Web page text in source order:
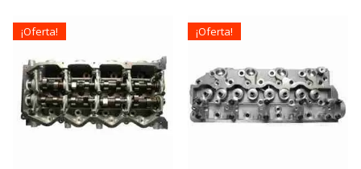
$249.990.
¡Oferta! ¡Oferta!